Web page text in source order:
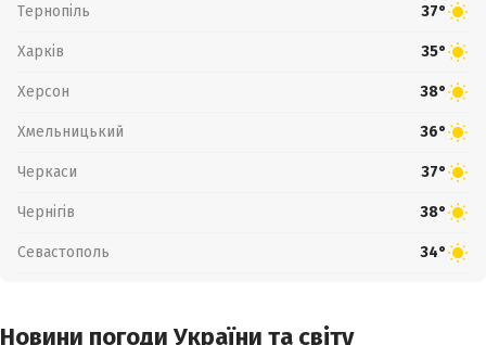
Тернопіль 37°
Харків 35°
Херсон 38°
Хмельницький 36°
Черкаси 37°
Чернігів 38°
Севастополь 34°
Новини погоди України та світу